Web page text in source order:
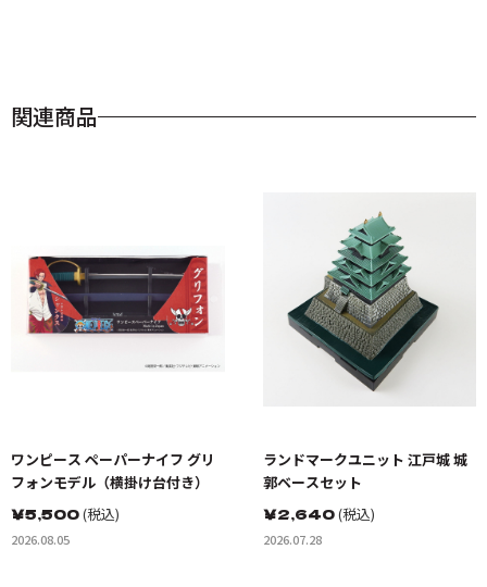
関連商品
ワンピース ペーパーナイフ グリ
フォンモデル（横掛け台付き）
￥5,500(税込)
2026.08.05
ランドマークユニット 江戸城 城
郭ベースセット
￥2,640(税込)
2026.07.28